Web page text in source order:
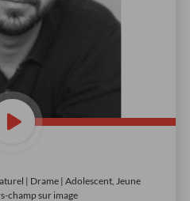
| Drame | Adolescent, Jeune
champ sur image